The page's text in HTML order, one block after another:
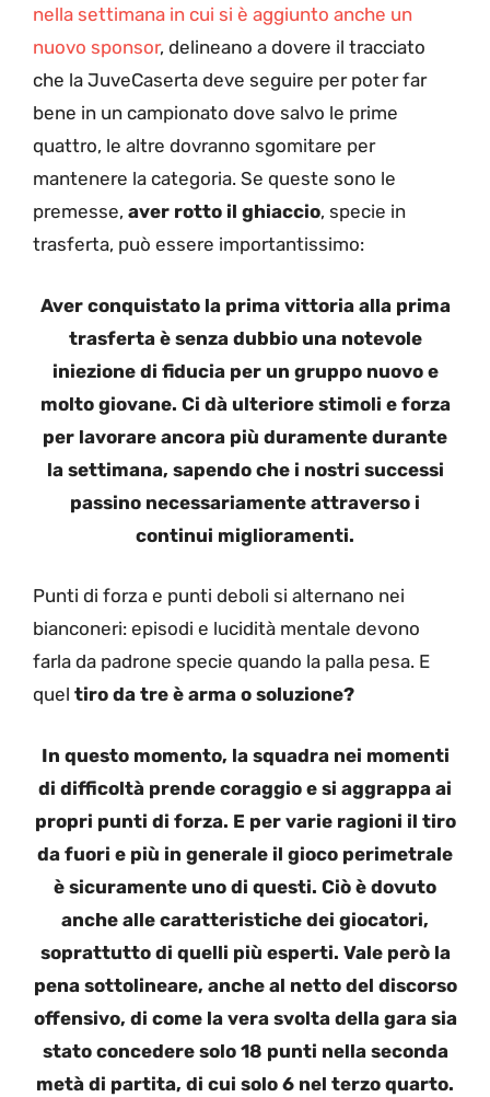
nella settimana in cui si è aggiunto anche un
nuovo sponsor, delineano a dovere il tracciato
che la JuveCaserta deve seguire per poter far
bene in un campionato dove salvo le prime
quattro, le altre dovranno sgomitare per
mantenere la categoria. Se queste sono le
premesse, aver rotto il ghiaccio, specie in
trasferta, può essere importantissimo:
Aver conquistato la prima vittoria alla prima
trasferta è senza dubbio una notevole
iniezione di fiducia per un gruppo nuovo e
molto giovane. Ci dà ulteriore stimoli e forza
per lavorare ancora più duramente durante
la settimana, sapendo che i nostri successi
passino necessariamente attraverso i
continui miglioramenti.
Punti di forza e punti deboli si alternano nei
bianconeri: episodi e lucidità mentale devono
farla da padrone specie quando la palla pesa. E
quel tiro da tre è arma o soluzione?
In questo momento, la squadra nei momenti
di difficoltà prende coraggio e si aggrappa ai
propri punti di forza. E per varie ragioni il tiro
da fuori e più in generale il gioco perimetrale
è sicuramente uno di questi. Ciò è dovuto
anche alle caratteristiche dei giocatori,
soprattutto di quelli più esperti. Vale però la
pena sottolineare, anche al netto del discorso
offensivo, di come la vera svolta della gara sia
stato concedere solo 18 punti nella seconda
metà di partita, di cui solo 6 nel terzo quarto.